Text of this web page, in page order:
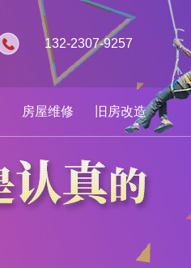
132-2307-9257
房屋维修 旧房改造